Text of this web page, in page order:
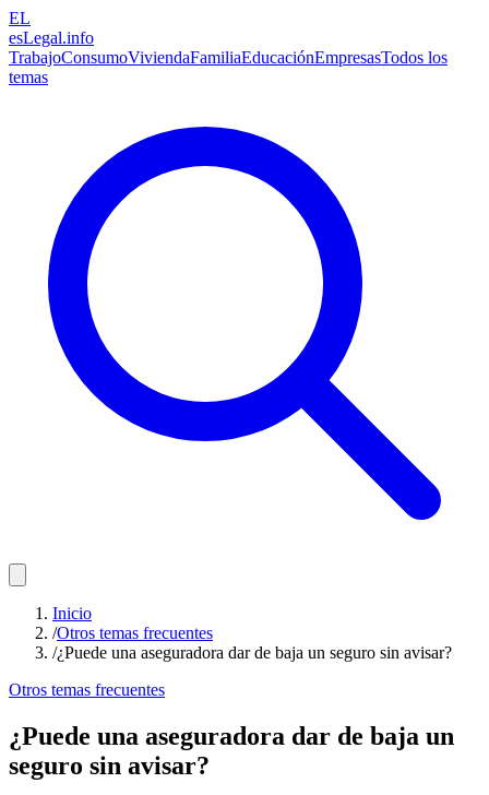
EL
esLegal.info
TrabajoConsumoViviendaFamiliaEducaciónEmpresasTodos los
temas
Inicio
/Otros temas frecuentes
/¿Puede una aseguradora dar de baja un seguro sin avisar?
Otros temas frecuentes
¿Puede una aseguradora dar de baja un
seguro sin avisar?